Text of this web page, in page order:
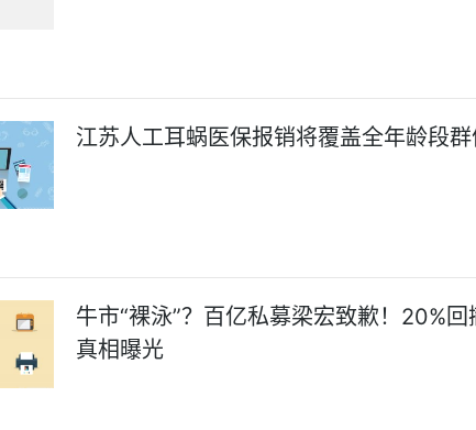
江苏人工耳蜗医保报销将覆盖全年龄段
牛市“裸泳”？百亿私募梁宏致歉！20%
真相曝光